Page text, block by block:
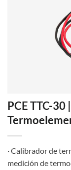
PCE TTC-
· Calibrador de
medición de